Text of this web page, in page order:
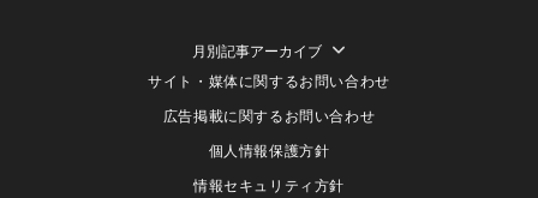
月別記事アーカイブ
サイト・媒体に関するお問い合わせ
広告掲載に関するお問い合わせ
個人情報保護方針
情報セキュリティ方針